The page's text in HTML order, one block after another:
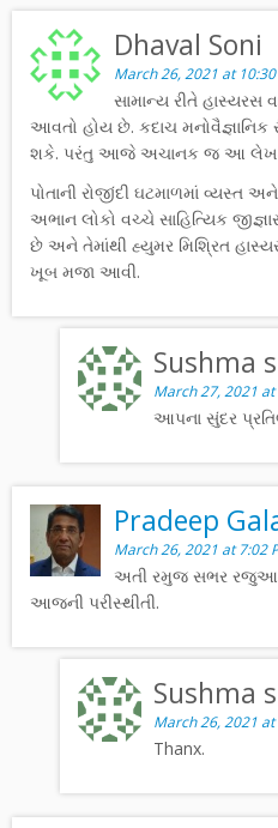
Dhaval Soni
March 26, 2021 at
સામાન્ય રીતે હાસ્યરસ
આવતો હોય છે. કદાચ
શકે. પરંતુ આજે અચાનક જ આ
પોતાની રોજીંદી ઘટમાળમાં વ્યસ્ત
અભાન લોકો વચ્ચે સાહિત્યિક
છે અને તેમાંથી હ્યુમર મિશ્રિત
ખૂબ મજા આવી.
Sushma
March 27, 2021
આપના સુંદર
Pradeep
March 26, 2021 at 7:02
અતી રમુજ સભર
આજની પરીસ્થીતી.
Sushma
March 26, 2021 at
Thanx.